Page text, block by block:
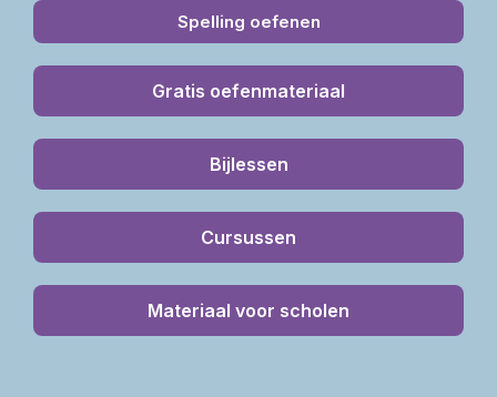
Spelling oefenen
Gratis oefenmateriaal
Bijlessen
Cursussen
Materiaal voor scholen